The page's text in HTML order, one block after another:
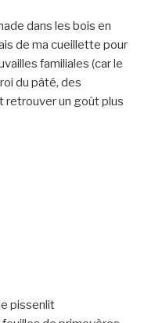
dans les bois en
de ma cueillette pour
familiales (car le
du pâté, des
retrouver un goût plus
pissenlit